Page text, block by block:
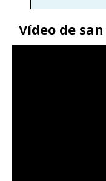
Vídeo de